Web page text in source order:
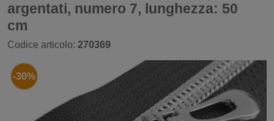
argentati, numero 7, lunghezza: 50
cm
Codice articolo: 270369
-30%